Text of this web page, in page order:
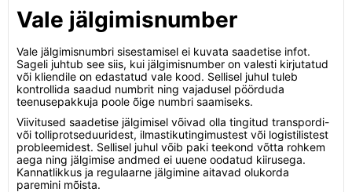
Vale jälgimisnumber
Vale jälgimisnumbri sisestamisel ei kuvata saadetise infot.
Sageli juhtub see siis, kui jälgimisnumber on valesti kirjutatud
või kliendile on edastatud vale kood. Sellisel juhul tuleb
kontrollida saadud numbrit ning vajadusel pöörduda
teenusepakkuja poole õige numbri saamiseks.
Viivitused saadetise jälgimisel võivad olla tingitud transpordi-
või tolliprotseduuridest, ilmastikutingimustest või logistilistest
probleemidest. Sellisel juhul võib paki teekond võtta rohkem
aega ning jälgimise andmed ei uuene oodatud kiirusega.
Kannatlikkus ja regulaarne jälgimine aitavad olukorda
paremini mõista.